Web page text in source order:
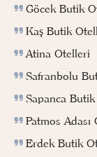
Göcek Butik
Kaş Butik
Atina Otelleri
Safranbolu
Sapanca
Patmos Adası
Erdek Butik